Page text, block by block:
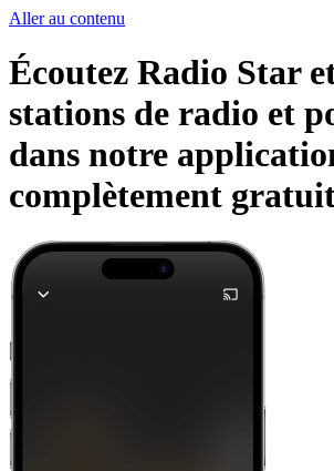
Aller au contenu
Écoutez Radio Star
stations de radio et
dans notre
complètement